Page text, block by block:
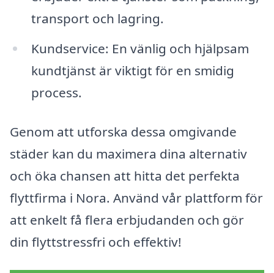
transport och lagring.
Kundservice: En vänlig och hjälpsam
kundtjänst är viktigt för en smidig
process.
Genom att utforska dessa omgivande
städer kan du maximera dina alternativ
och öka chansen att hitta det perfekta
flyttfirma i Nora. Använd vår plattform för
att enkelt få flera erbjudanden och gör
din flyttstressfri och effektiv!